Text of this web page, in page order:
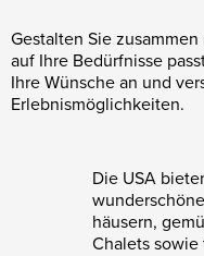
Gestalten Sie
auf Ihre Bedürfnisse
Ihre Wünsche an und
Erlebnismöglichkeiten.
Die USA
häusern,
Chalets